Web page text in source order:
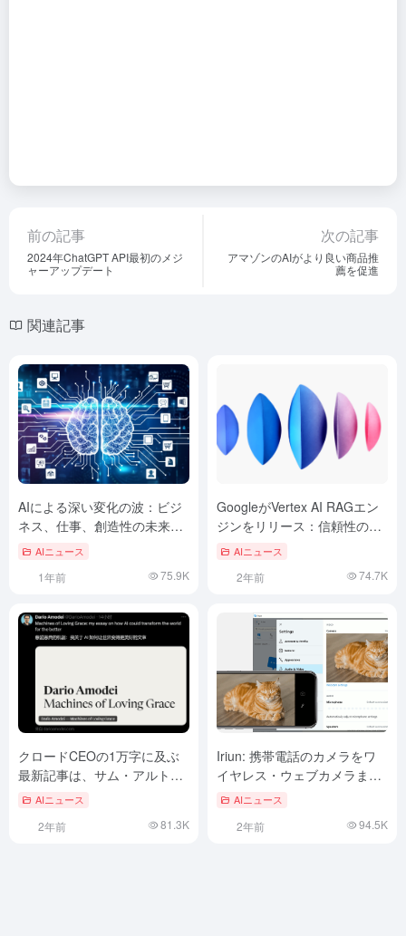
前の記事
2024年ChatGPT API最初のメジ
ャーアップデート
次の記事
アマゾンのAIがより良い商品推
薦を促進
関連記事
AIによる深い変化の波：ビジ
ネス、仕事、創造性の未来を
作り変える
AIニュース
1年前 75.9K
GoogleがVertex AI RAGエン
ジンをリリース：信頼性の高
い検索機能付きジェネレーテ
築するためのワンストップ・
AIニュース
2年前 74.7K
クロードCEOの1万字に及ぶ
最新記事は、サム・アルトマ
ンよりも合理的で実用的だ！
AIニュース
2年前 81.3K
Iriun: 携帯電話のカメラをワ
イヤレス・ウェブカメラまた
はバーチャルリアリティ・デ
AIニュース
2年前 94.5K